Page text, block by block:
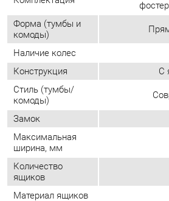
Стиль (тумбы/
комоды)
Замок
Максимальная
ширина, мм
Количество
ящиков
Материал ящиков
ОТЗЫВЫ
Пока нет отзывов, поделитесь первым
ДОБАВИТЬ ОТЗЫВ